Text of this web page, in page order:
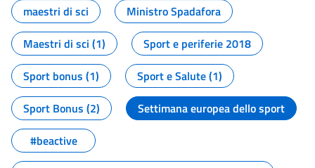
maestri di sci
Ministro Spadafora
Maestri di sci (1)
Sport e periferie 2018
Sport bonus (1)
Sport e Salute (1)
Sport Bonus (2)
Settimana europea dello sport
#beactive